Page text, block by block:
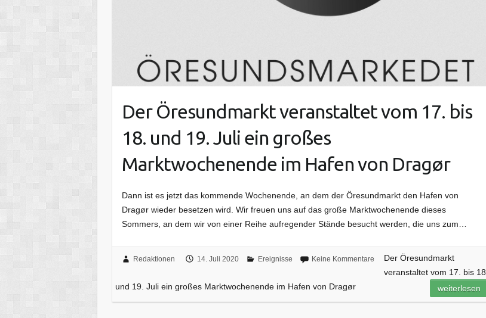
Der Öresundmarkt veranstaltet vom 17. bis
18. und 19. Juli ein großes
Marktwochenende im Hafen von Dragør
Dann ist es jetzt das kommende Wochenende, an dem der Öresundmarkt den Hafen von
Dragør wieder besetzen wird. Wir freuen uns auf das große Marktwochenende dieses
Sommers, an dem wir von einer Reihe aufregender Stände besucht werden, die uns zum…
Redaktionen 14. Juli 2020 Ereignisse Keine Kommentare
Der Öresundmarkt
veranstaltet vom 17. bis 18.
und 19. Juli ein großes Marktwochenende im Hafen von Dragør
weiterlesen